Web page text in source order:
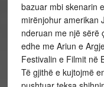
bazuar mbi skenarin
mirënjohur amerikan
nderuan me një sërë
edhe me Ariun e
Festivalin e Filmit në
Të gjithë e kujtojmë